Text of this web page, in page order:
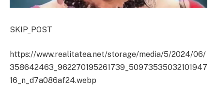
SKIP_POST
https://www.realitatea.net/storage/media/5/2024/06/
358642463_962270195261739_50973535032101947
16_n_d7a086af24.webp